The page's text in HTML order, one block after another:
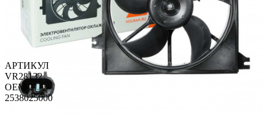
АРТИКУЛ
VR28132
OEM
2538025000